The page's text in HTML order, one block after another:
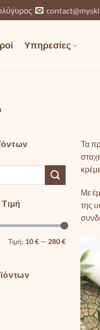
Υπηρεσίες
Τιμή: 10 €— 280 €
Τα
Με
της